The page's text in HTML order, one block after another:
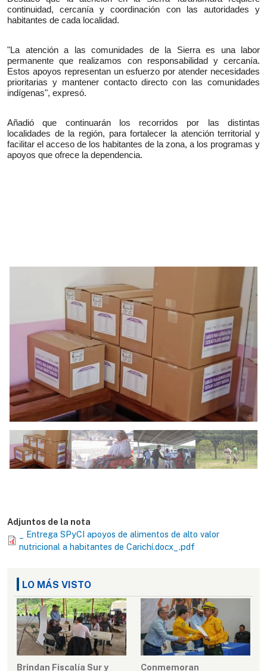
continuidad, cercanía y coordinación con las autoridades y
habitantes de cada localidad.
"La atención a las comunidades de la Sierra es una labor
permanente que realizamos con responsabilidad y cercanía.
Estos apoyos representan un esfuerzo por atender necesidades
prioritarias y mantener contacto directo con las comunidades
indígenas", expresó.
Añadió que continuarán los recorridos por las distintas
localidades de la región, para fortalecer la atención territorial y
facilitar el acceso de los habitantes de la zona, a los programas y
apoyos que ofrece la dependencia.
Adjuntos de la nota
_ Entrega SPyCI apoyos de alimentos de alto valor
nutricional a habitantes de Carichí.docx_.pdf
LO MÁS VISTO
Brindan Fiscalía Sur y
Conmemoran